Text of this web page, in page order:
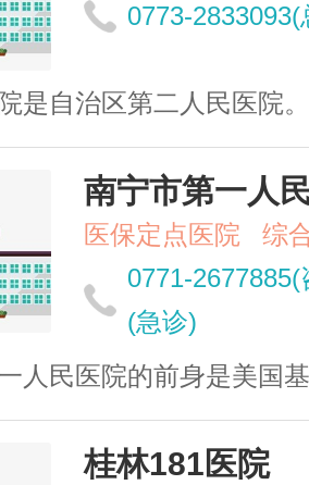
0773-2833093(
是自治区第二人民医院。其
南宁市第一人
医保定点医院
综
0771-
(急诊)
人民医院的前身是美国基督
桂林181医院